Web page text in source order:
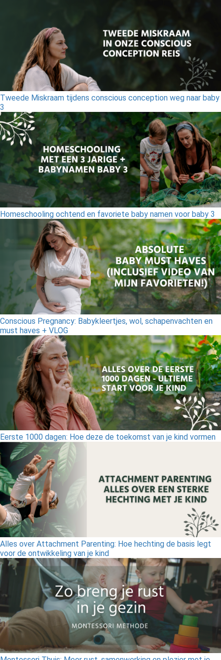
Tweede Miskraam tijdens conscious conception weg naar baby
3
Homeschooling ochtend en favoriete baby namen voor baby 3
Conscious Pregnancy: Babykleertjes, wol, schapenvachten en
must haves + VLOG
Eerste 1000 dagen: Hoe deze de toekomst van je kind vormen
Alles over Attachment Parenting: Hoe hechting de basis legt
voor de ontwikkeling van je kind